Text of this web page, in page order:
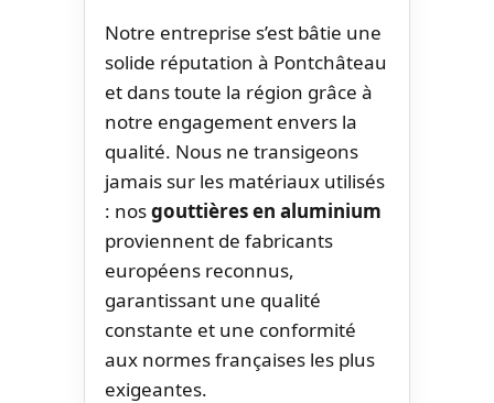
Notre entreprise s’est bâtie une
solide réputation à Pontchâteau
et dans toute la région grâce à
notre engagement envers la
qualité. Nous ne transigeons
jamais sur les matériaux utilisés
: nosgouttières en aluminium
proviennent de fabricants
européens reconnus,
garantissant une qualité
constante et une conformité
aux normes françaises les plus
exigeantes.